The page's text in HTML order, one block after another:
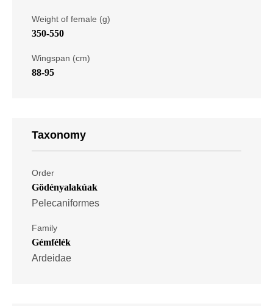
Weight of female (g)
350-550
Wingspan (cm)
88-95
Taxonomy
Order
Gödényalakúak
Pelecaniformes
Family
Gémfélék
Ardeidae